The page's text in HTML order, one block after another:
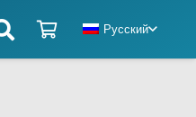
Русский